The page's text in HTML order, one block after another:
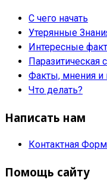
С чего начать
Утерянные
Интересные
Паразитическая
Факты, мнения и
Что делать?
Написать нам
Контактная
Помощь сайту